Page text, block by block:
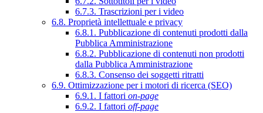
6.7.3. Trascrizioni per i video
6.8. Proprietà intellettuale e privacy
6.8.1. Pubblicazione di contenuti prodotti dalla
Pubblica Amministrazione
6.8.2. Pubblicazione di contenuti non prodotti
dalla Pubblica Amministrazione
6.8.3. Consenso dei soggetti ritratti
6.9. Ottimizzazione per i motori di ricerca (SEO)
6.9.1. I fattori on-page
6.9.2. I fattori off-page